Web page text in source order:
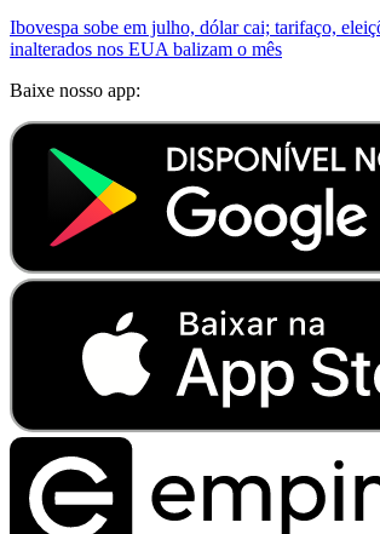
Ibovespa sobe em julho, dólar cai; tarifaço,
inalterados nos EUA balizam o mês
Baixe nosso app: